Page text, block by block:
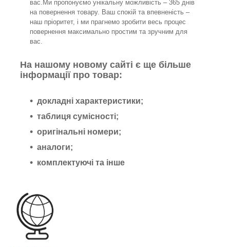
вас.Ми пропонуємо унікальну можливість – 365 днів
на повернення товару. Ваш спокій та впевненість –
наш пріоритет, і ми прагнемо зробити весь процес
повернення максимально простим та зручним для
вас.
На нашому новому сайті є ще більше
інформації про товар:
докладні характеристики;
таблиця сумісності;
оригінальні номери;
аналоги;
комплектуючі та інше